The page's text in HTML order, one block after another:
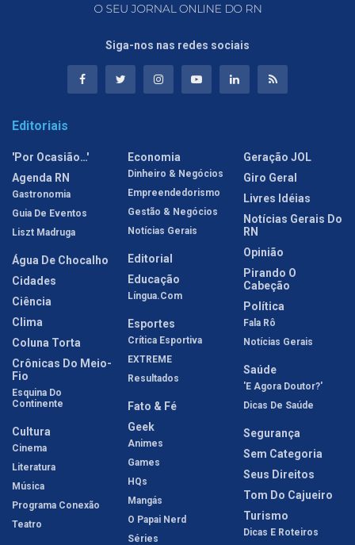
Siga-nos nas redes sociais
Editoriais
'Por Ocasião…'
Agenda RN
Gastronomia
Guia De Eventos
Liszt Madruga
Água De Chocalho
Cidades
Ciência
Clima
Coluna Torta
Crônicas Do Meio-
Fio
Esquina Do
Continente
Cultura
Cinema
Literatura
Música
Programa Conexão
Teatro
Economia
Dinheiro & Negócios
Empreendedorismo
Gestão & Negócios
Notícias Gerais
Editorial
Educação
Língua.com
Esportes
Crítica Esportiva
EXTREME
Resultados
Fato & Fé
Geek
Animes
Games
HQs
Mangás
O Papai Nerd
Séries
Geração JOL
Giro Geral
Livres Idéias
Notícias Gerais Do
RN
Opinião
Pirando O
Cabeção
Política
Fala Rô
Notícias Gerais
Saúde
'E Agora Doutor?'
Dicas De Saúde
Segurança
Sem Categoria
Seus Direitos
Tom Do Cajueiro
Turismo
Dicas E Roteiros